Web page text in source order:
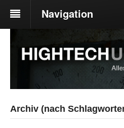
Navigation
Archiv (nach